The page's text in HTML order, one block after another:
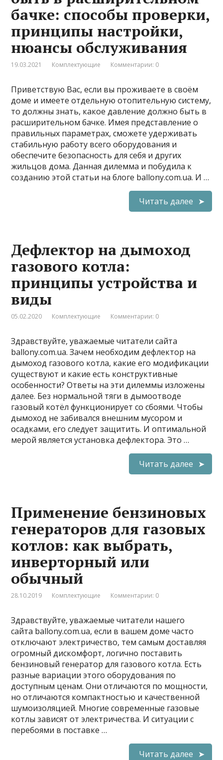
бачке: способы проверки,
принципы настройки,
нюансы обслуживания
19.03.2021 Комплектующие Комментарии: 0
Приветствую Вас, если вы проживаете в своём
доме и имеете отдельную отопительную систему,
то должны знать, какое давление должно быть в
расширительном бачке. Имея представление о
правильных параметрах, сможете удерживать
стабильную работу всего оборудования и
обеспечите безопасность для себя и других
жильцов дома. Данная дилемма и побудила к
созданию этой статьи на блоге ballony.com.ua. И …
Читать далее
Дефлектор на дымоход
газового котла:
принципы устройства и
виды
05.02.2020 Комплектующие Комментарии: 0
Здравствуйте, уважаемые читатели сайта
ballony.com.ua. Зачем необходим дефлектор на
дымоход газового котла, какие его модификации
существуют и какие есть конструктивные
особенности? Ответы на эти дилеммы изложены
далее. Без нормальной тяги в дымоотводе
газовый котёл функционирует со сбоями. Чтобы
дымоход не забивался внешним мусором и
осадками, его следует защитить. И оптимальной
мерой является установка дефлектора. Это …
Читать далее
Применение бензиновых
генераторов для газовых
котлов: как выбрать,
инверторный или
обычный
28.10.2019 Комплектующие Комментарии: 0
Здравствуйте, уважаемые читатели нашего
сайта ballony.com.ua, если в вашем доме часто
отключают электричество, тем самым доставляя
огромный дискомфорт, логично поставить
бензиновый генератор для газового котла. Есть
разные вариации этого оборудования по
доступным ценам. Они отличаются по мощности,
но отличаются компактностью и качественной
шумоизоляцией. Многие современные газовые
котлы зависят от электричества. И ситуации с
перебоями в поставке …
Читать далее